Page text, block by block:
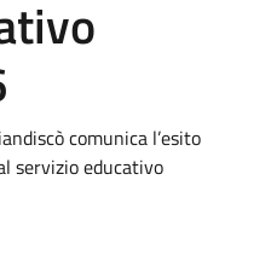
comunica l’esito
servizio educativo